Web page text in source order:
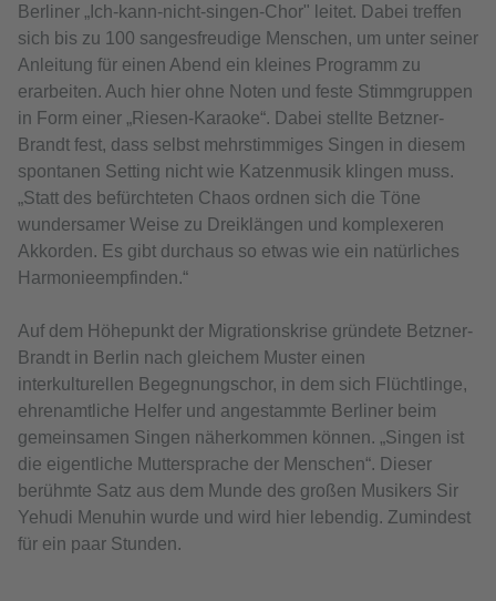
Berliner „Ich-kann-nicht-singen-Chor" leitet. Dabei treffen
sich bis zu 100 sangesfreudige Menschen, um unter seiner
Anleitung für einen Abend ein kleines Programm zu
erarbeiten. Auch hier ohne Noten und feste Stimmgruppen
in Form einer „Riesen-Karaoke“. Dabei stellte Betzner-
Brandt fest, dass selbst mehrstimmiges Singen in diesem
spontanen Setting nicht wie Katzenmusik klingen muss.
„Statt des befürchteten Chaos ordnen sich die Töne
wundersamer Weise zu Dreiklängen und komplexeren
Akkorden. Es gibt durchaus so etwas wie ein natürliches
Harmonieempfinden.“
Auf dem Höhepunkt der Migrationskrise gründete Betzner-
Brandt in Berlin nach gleichem Muster einen
interkulturellen Begegnungschor, in dem sich Flüchtlinge,
ehrenamtliche Helfer und angestammte Berliner beim
gemeinsamen Singen näherkommen können. „Singen ist
die eigentliche Muttersprache der Menschen“. Dieser
berühmte Satz aus dem Munde des großen Musikers Sir
Yehudi Menuhin wurde und wird hier lebendig. Zumindest
für ein paar Stunden.